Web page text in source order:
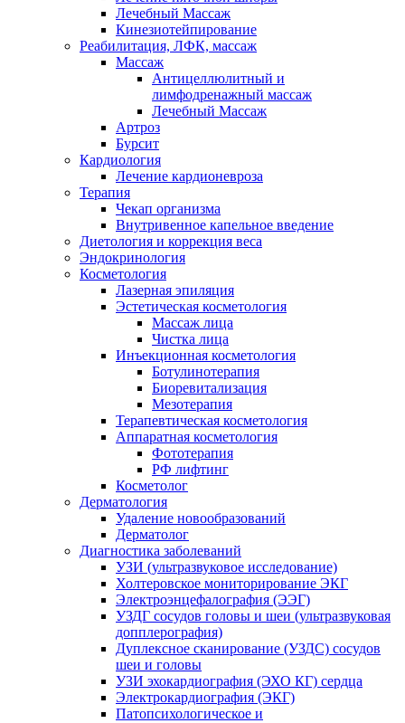
Лечебный Массаж
Кинезиотейпирование
Реабилитация, ЛФК, массаж
Массаж
Антицеллюлитный и
лимфодренажный массаж
Лечебный Массаж
Артроз
Бурсит
Кардиология
Лечение кардионевроза
Терапия
Чекап организма
Внутривенное капельное введение
Диетология и коррекция веса
Эндокринология
Косметология
Лазерная эпиляция
Эстетическая косметология
Массаж лица
Чистка лица
Инъекционная косметология
Ботулинотерапия
Биоревитализация
Мезотерапия
Терапевтическая косметология
Аппаратная косметология
Фототерапия
РФ лифтинг
Косметолог
Дерматология
Удаление новообразований
Дерматолог
Диагностика заболеваний
УЗИ (ультразвуковое исследование)
Холтеровское мониторирование ЭКГ
Электроэнцефалография (ЭЭГ)
УЗДГ сосудов головы и шеи (ультразвуковая
допплерография)
Дуплексное сканирование (УЗДС) сосудов
шеи и головы
УЗИ эхокардиография (ЭХО КГ) сердца
Электрокардиография (ЭКГ)
Патопсихологическое и